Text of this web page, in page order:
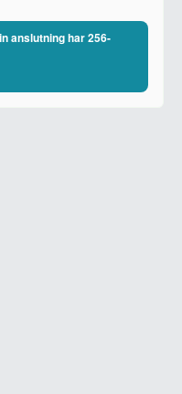
anslutning har 256-